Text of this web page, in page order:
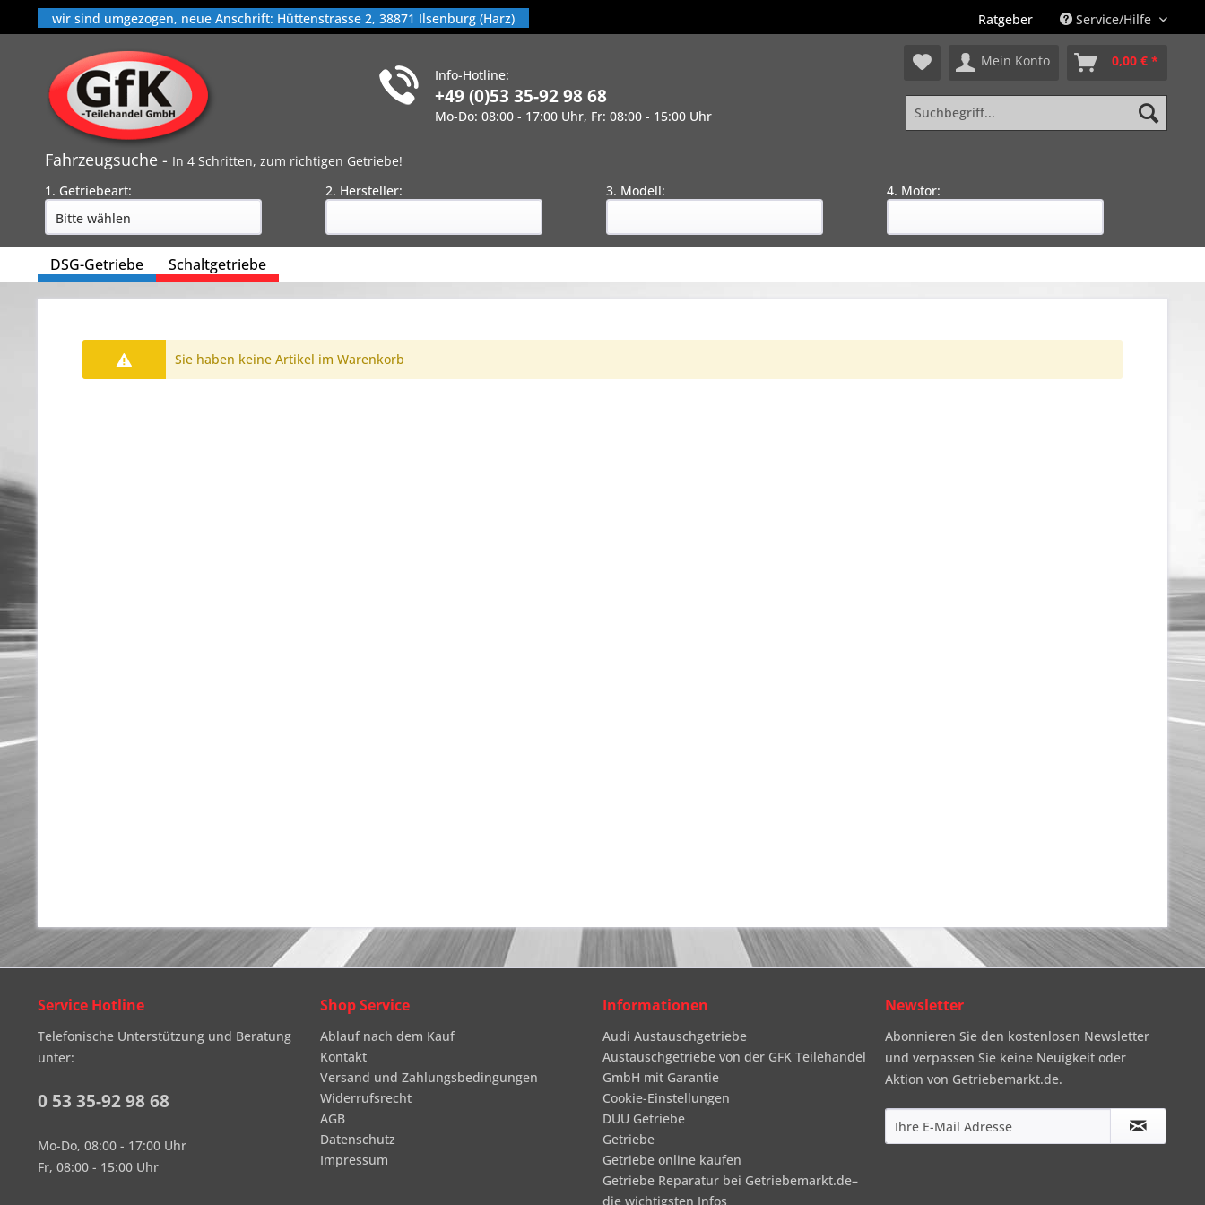
wir sind umgezogen, neue Anschrift: Hüttenstrasse 2, 38871 Ilsenburg (Harz) Ratgeber Service/Hilfe
Info-Hotline:
+49 (0)53 35-92 98 68
Mo-Do: 08:00 - 17:00 Uhr, Fr: 08:00 - 15:00 Uhr
Mein Konto 0,00 € *
Fahrzeugsuche - In 4 Schritten, zum richtigen Getriebe!
1. Getriebeart:
2. Hersteller: 3. Modell: 4. Motor:
DSG-Getriebe Schaltgetriebe
Sie haben keine Artikel im Warenkorb
Service Hotline
Telefonische Unterstützung und Beratung
unter:
0 53 35-92 98 68
Mo-Do, 08:00 - 17:00 Uhr
Fr, 08:00 - 15:00 Uhr
Shop Service
Ablauf nach dem Kauf
Kontakt
Versand und Zahlungsbedingungen
Widerrufsrecht
AGB
Datenschutz
Impressum
Informationen
Audi Austauschgetriebe
Austauschgetriebe von der GFK Teilehandel
GmbH mit Garantie
Cookie-Einstellungen
DUU Getriebe
Getriebe
Getriebe online kaufen
Getriebe Reparatur bei Getriebemarkt.de–
die wichtigsten Infos
Newsletter
Abonnieren Sie den kostenlosen Newsletter
und verpassen Sie keine Neuigkeit oder
Aktion von Getriebemarkt.de.